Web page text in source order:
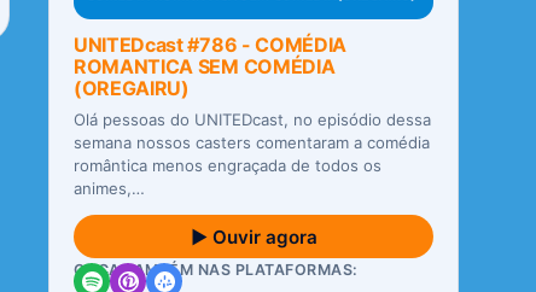
UNITEDcast #786 - COMÉDIA
ROMANTICA SEM COMÉDIA
(OREGAIRU)
Olá pessoas do UNITEDcast, no episódio dessa
semana nossos casters comentaram a comédia
romântica menos engraçada de todos os
animes,…
▶ Ouvir agora
OUÇA TAMBÉM NAS PLATAFORMAS: